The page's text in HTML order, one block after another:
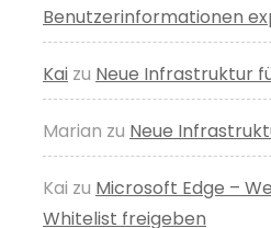
Benutzerinformationen
Kai zu Neue Infrastruktur
Marian zu Neue
Kai zu Microsoft Edge –
Whitelist freigeben